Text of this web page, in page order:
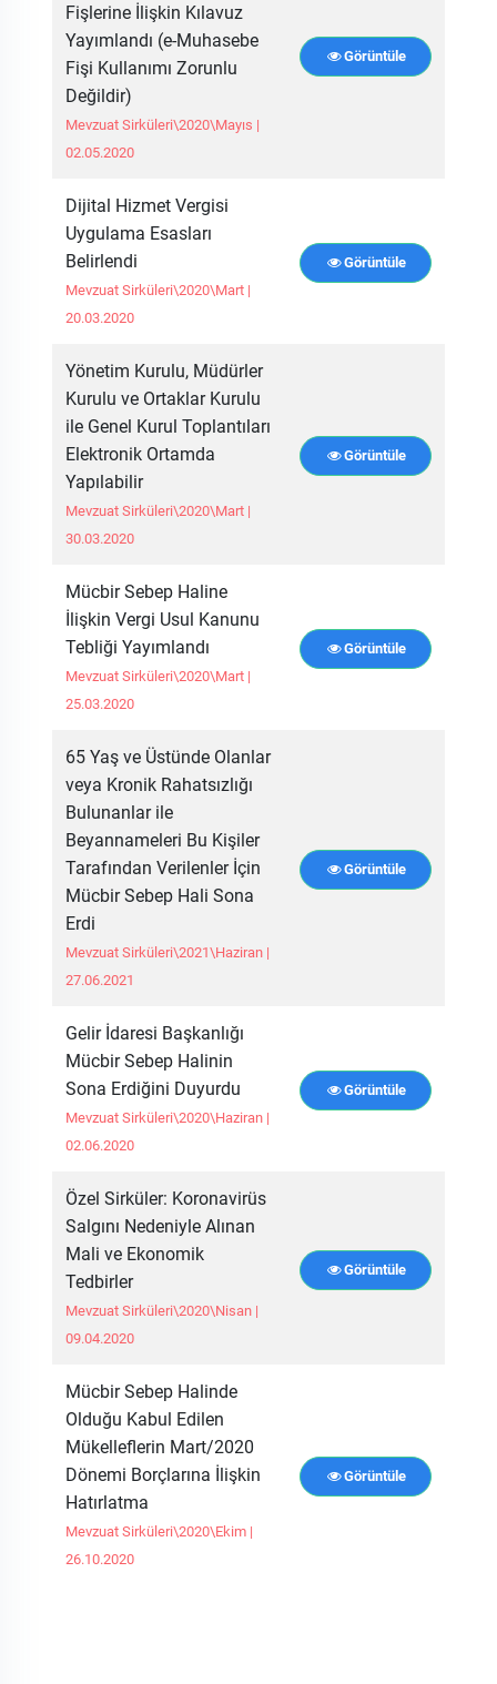
Fişlerine İlişkin Kılavuz
Yayımlandı (e-Muhasebe
Fişi Kullanımı Zorunlu
Değildir)
Mevzuat Sirküleri\2020\Mayıs |
02.05.2020
Görüntüle
Dijital Hizmet Vergisi
Uygulama Esasları
Belirlendi
Mevzuat Sirküleri\2020\Mart |
20.03.2020
Görüntüle
Yönetim Kurulu, Müdürler
Kurulu ve Ortaklar Kurulu
ile Genel Kurul Toplantıları
Elektronik Ortamda
Yapılabilir
Mevzuat Sirküleri\2020\Mart |
30.03.2020
Görüntüle
Mücbir Sebep Haline
İlişkin Vergi Usul Kanunu
Tebliği Yayımlandı
Mevzuat Sirküleri\2020\Mart |
25.03.2020
Görüntüle
65 Yaş ve Üstünde Olanlar
veya Kronik Rahatsızlığı
Bulunanlar ile
Beyannameleri Bu Kişiler
Tarafından Verilenler İçin
Mücbir Sebep Hali Sona
Erdi
Mevzuat Sirküleri\2021\Haziran |
27.06.2021
Görüntüle
Gelir İdaresi Başkanlığı
Mücbir Sebep Halinin
Sona Erdiğini Duyurdu
Mevzuat Sirküleri\2020\Haziran |
02.06.2020
Görüntüle
Özel Sirküler: Koronavirüs
Salgını Nedeniyle Alınan
Mali ve Ekonomik
Tedbirler
Mevzuat Sirküleri\2020\Nisan |
09.04.2020
Görüntüle
Mücbir Sebep Halinde
Olduğu Kabul Edilen
Mükelleflerin Mart/2020
Dönemi Borçlarına İlişkin
Hatırlatma
Mevzuat Sirküleri\2020\Ekim |
26.10.2020
Görüntüle